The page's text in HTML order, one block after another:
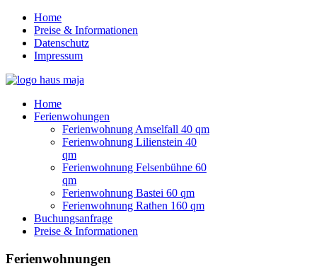
Home
Preise & Informationen
Datenschutz
Impressum
Home
Ferienwohungen
Ferienwohnung Amselfall 40 qm
Ferienwohnung Lilienstein 40
qm
Ferienwohnung Felsenbühne 60
qm
Ferienwohnung Bastei 60 qm
Ferienwohnung Rathen 160 qm
Buchungsanfrage
Preise & Informationen
Ferienwohnungen